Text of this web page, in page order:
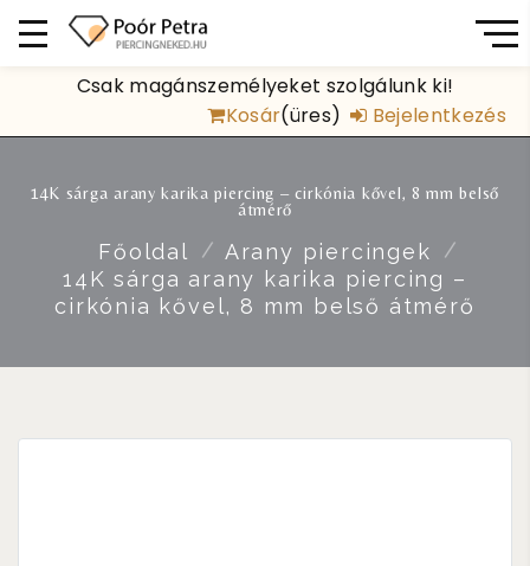
Csak magánszemélyeket szolgálunk ki!
Kosár(üres) Bejelentkezés
14K sárga arany karika piercing – cirkónia kővel, 8 mm belső
átmérő
Főoldal
Arany piercingek
14K sárga arany karika piercing –
cirkónia kővel, 8 mm belső átmérő